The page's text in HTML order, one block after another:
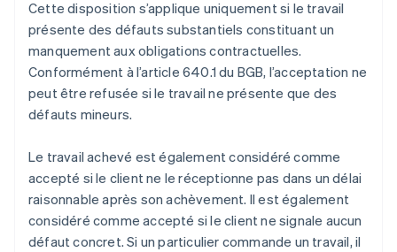
Cette disposition s’applique uniquement si le travail
présente des défauts substantiels constituant un
manquement aux obligations contractuelles.
Conformément à l’article 640.1 du BGB, l’acceptation ne
peut être refusée si le travail ne présente que des
défauts mineurs.
Le travail achevé est également considéré comme
accepté si le client ne le réceptionne pas dans un délai
raisonnable après son achèvement. Il est également
considéré comme accepté si le client ne signale aucun
défaut concret. Si un particulier commande un travail, il